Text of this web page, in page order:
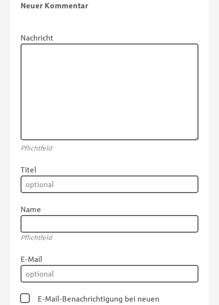
Neuer Kommentar
Nachricht
Pflichtfeld
Titel
Name
Pflichtfeld
E-Mail
E-Mail-Benachrichtigung bei neuen